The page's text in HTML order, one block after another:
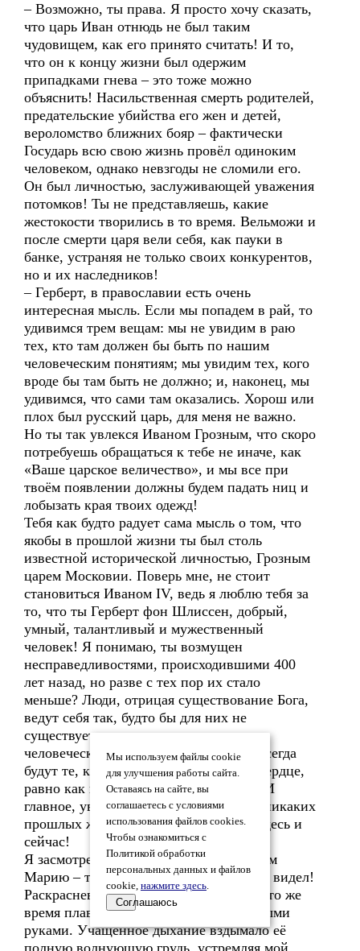
– Возможно, ты права. Я просто хочу сказать,
что царь Иван отнюдь не был таким
чудовищем, как его принято считать! И то,
что он к концу жизни был одержим
припадками гнева – это тоже можно
объяснить! Насильственная смерть родителей,
предательские убийства его жен и детей,
вероломство ближних бояр – фактически
Государь всю свою жизнь провёл одиноким
человеком, однако невзгоды не сломили его.
Он был личностью, заслуживающей уважения
потомков! Ты не представляешь, какие
жестокости творились в то время. Вельможи и
после смерти царя вели себя, как пауки в
банке, устраняя не только своих конкурентов,
но и их наследников!
– Герберт, в православии есть очень
интересная мысль. Если мы попадем в рай, то
удивимся трем вещам: мы не увидим в раю
тех, кто там должен бы быть по нашим
человеческим понятиям; мы увидим тех, кого
вроде бы там быть не должно; и, наконец, мы
удивимся, что сами там оказались. Хорош или
плох был русский царь, для меня не важно.
Но ты так увлекся Иваном Грозным, что скоро
потребуешь обращаться к тебе не иначе, как
«Ваше царское величество», и мы все при
твоём появлении должны будем падать ниц и
лобызать края твоих одежд!
Тебя как будто радует сама мысль о том, что
якобы в прошлой жизни ты был столь
известной исторической личностью, Грозным
царем Московии. Поверь мне, не стоит
становиться Иваном IV, ведь я люблю тебя за
то, что ты Герберт фон Шлиссен, добрый,
умный, талантливый и мужественный
человек! Я понимаю, ты возмущен
несправедливостями, происходившими 400
лет назад, но разве с тех пор их стало
меньше? Люди, отрицая существование Бога,
ведут себя так, будто бы для них не
существует никаких норм и правил
человеческой морали. Всегда были и всегда
будут те, кто хранит Господа в своём сердце,
равно как и те, кто изгнал его оттуда! И
главное, уверяю тебя – не существует никаких
прошлых жизней, есть только одна – здесь и
сейчас!
Я засмотрелся на разгоряченную спором
Марию – такой прекрасной я еще её не видел!
Раскрасневшись, она возбужденно и в то же
время плавно жестикулировала изящными
руками. Учащенное дыхание вздымало её
полную волнующую грудь, устремляя мой
Мы используем файлы cookie
для улучшения работы сайта.
Оставаясь на сайте, вы
соглашаетесь с условиями
использования файлов cookies.
Чтобы ознакомиться с
Политикой обработки
персональных данных и файлов
cookie, нажмите здесь.
Соглашаюсь